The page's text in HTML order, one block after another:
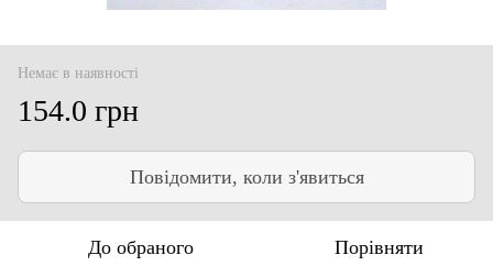
Немає в наявності
154.0 грн
Повідомити, коли з'явиться
До обраного Порівняти